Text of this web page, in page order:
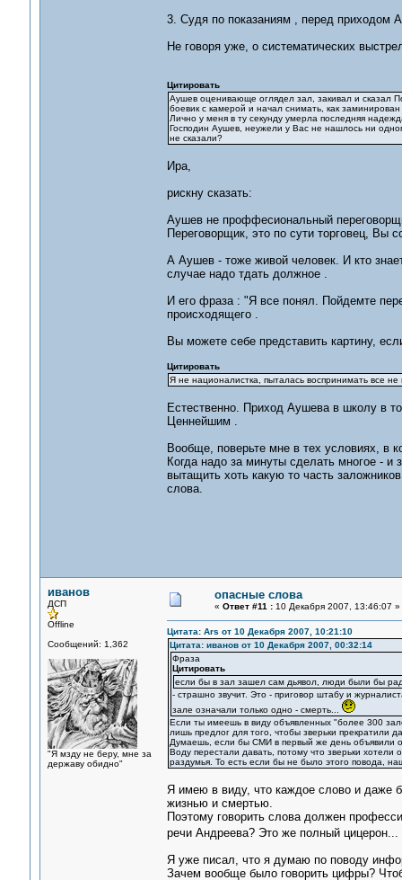
3. Судя по показаниям , перед приходом
Не говоря уже, о систематических
Цитировать
Аушев оценивающе оглядел зал, закивал и сказал
боевик с камерой и начал снимать, как
Лично у меня в ту секунду умерла последняя
Господин Аушев, неужели у Вас не нашлось ни
не сказали?
Ира,
рискну сказать:
Аушев не проффесиональный
Переговорщик, это по сути торговец, Вы
А Аушев - тоже живой человек. И кто
случае надо тдать должное .
И его фраза : "Я все понял. Пойдемте
происходящего .
Вы можете себе представить картину,
Цитировать
Я не националистка, пыталась воспринимать все
Естественно. Приход Аушева в школу в
Ценнейшим .
Вообще, поверьте мне в тех условиях, в
Когда надо за минуты сделать многое - и
вытащить хоть какую то часть
слова.
иванов
ДСП
Offline
Сообщений: 1,362
"Я мзду не беру, мне за
державу обидно"
опасные слова
« Ответ #11 :10 Декабря 2007, 13:46:07 »
Цитата: Ars от 10 Декабря 2007, 10:21:10
Цитата: иванов от 10 Декабря 2007, 00:32:14
Фраза
Цитировать
если бы в зал зашел сам дьявол, люди были бы
- страшно звучит. Это - приговор штабу и
зале означали только одно - смерть...
Если ты имеешь в виду объявленных "более 300
лишь предлог для того, чтобы зверьки прекратили
Думаешь, если бы СМИ в первый же день объявили
Воду перестали давать, потому что зверьки
раздумья. То есть если бы не было этого повода,
Я имею в виду, что каждое слово и даже
жизнью и смертью.
Поэтому говорить слова должен
речи Андреева? Это же полный цицерон...
Я уже писал, что я думаю по поводу
Зачем вообще было говорить цифры?